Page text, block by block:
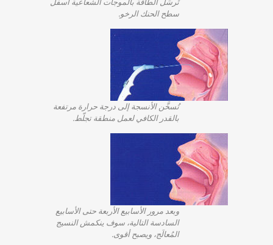
سطح الحنك الرخو.
تُسخَّن الأنسجة إلى درجة حرارة مرتفعة
بالقدر الكافي لعمل منطقة تجلّط.
وبعد مرور الأسابيع الأربعة حتى الأسابيع
السادسة التالية، سوف ينكمش النسيج
المُعالَج، ويصبح أقوى.